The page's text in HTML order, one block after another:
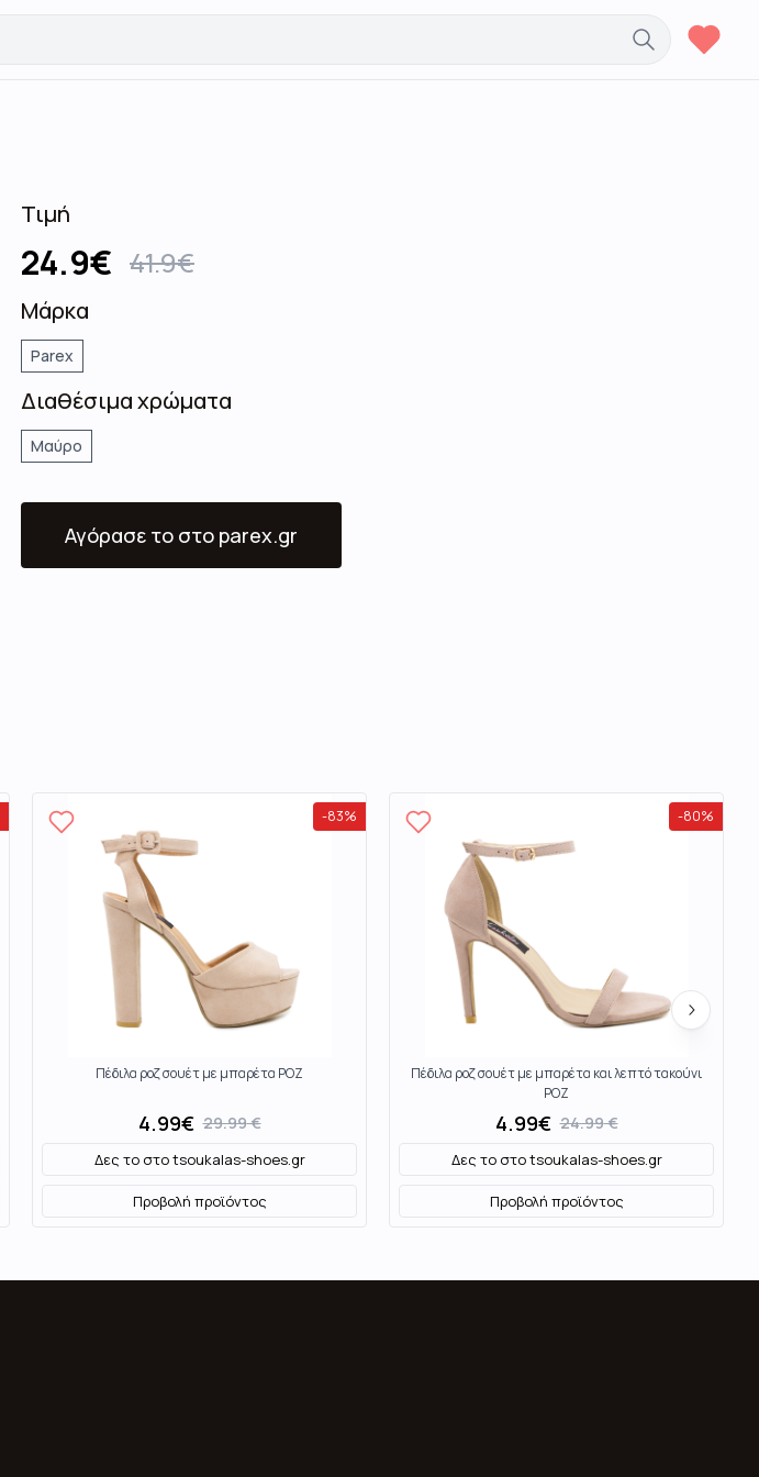
Τιμή
24.9€ 41.9€
Μάρκα
Parex
Διαθέσιμα χρώματα
Μαύρο
Αγόρασε το στο parex.gr
-83%
Πέδιλα ροζ σουέτ με μπαρέτα ΡΟΖ
4.99€ 29.99€
Δες το στοtsoukalas-shoes.gr
Προβολή προϊόντος
-80%
Πέδιλα ροζ σουέτ με μπαρέτα και λεπτό τακούνι
ΡΟΖ
4.99€ 24.99€
Δες το στοtsoukalas-shoes.gr
Προβολή προϊόντος